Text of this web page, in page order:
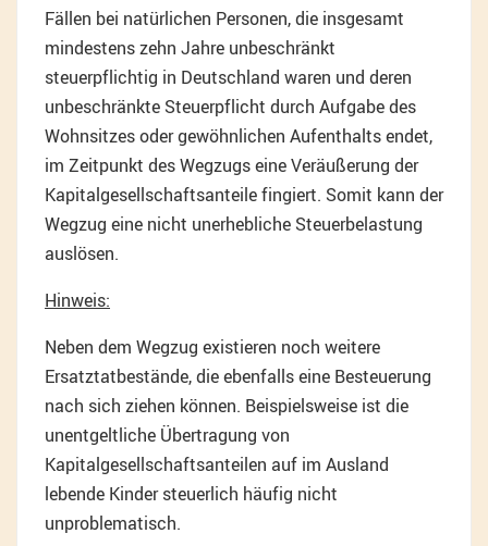
Fällen bei natürlichen Personen, die insgesamt
mindestens zehn Jahre unbeschränkt
steuerpflichtig in Deutschland waren und deren
unbeschränkte Steuerpflicht durch Aufgabe des
Wohnsitzes oder gewöhnlichen Aufenthalts endet,
im Zeitpunkt des Wegzugs eine Veräußerung der
Kapitalgesellschaftsanteile fingiert. Somit kann der
Wegzug eine nicht unerhebliche Steuerbelastung
auslösen.
Hinweis:
Neben dem Wegzug existieren noch weitere
Ersatztatbestände, die ebenfalls eine Besteuerung
nach sich ziehen können. Beispielsweise ist die
unentgeltliche Übertragung von
Kapitalgesellschaftsanteilen auf im Ausland
lebende Kinder steuerlich häufig nicht
unproblematisch.